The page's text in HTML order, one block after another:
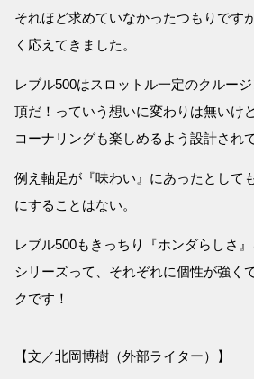
それほど求めていなかったつもりです
く応えてきました。
レブル500はスロットル一定のクルー
頂だ！っていう想いに変わりは無いけ
コーナリングも楽しめるよう設計されて
例え軸足が『味わい』にあったとして
にすることはない。
レブル500もきっちり『ホンダらしさ
シリーズって、それぞれに個性が強く
クです！
【文／北岡博樹（外部ライター）】